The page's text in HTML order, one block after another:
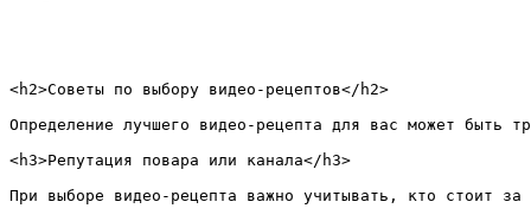
<h2>Советы по выбору видео-рецептов</h2>
Определение лучшего видео-рецепта для вас может быть
<h3>Репутация повара или канала</h3>
При выборе видео-рецепта важно учитывать, кто стоит